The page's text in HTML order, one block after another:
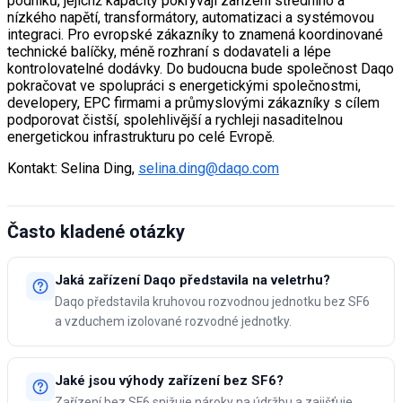
nízkého napětí, transformátory, automatizaci a systémovou
integraci. Pro evropské zákazníky to znamená koordinované
technické balíčky, méně rozhraní s dodavateli a lépe
kontrolovatelné dodávky. Do budoucna bude společnost Daqo
pokračovat ve spolupráci s energetickými společnostmi,
developery, EPC firmami a průmyslovými zákazníky s cílem
podporovat čistší, spolehlivější a rychleji nasaditelnou
energetickou infrastrukturu po celé Evropě.
Kontakt: Selina Ding, selina.ding@daqo.com
Často kladené otázky
Jaká zařízení Daqo představila na veletrhu?
Daqo představila kruhovou rozvodnou jednotku bez SF6
a vzduchem izolované rozvodné jednotky.
Jaké jsou výhody zařízení bez SF6?